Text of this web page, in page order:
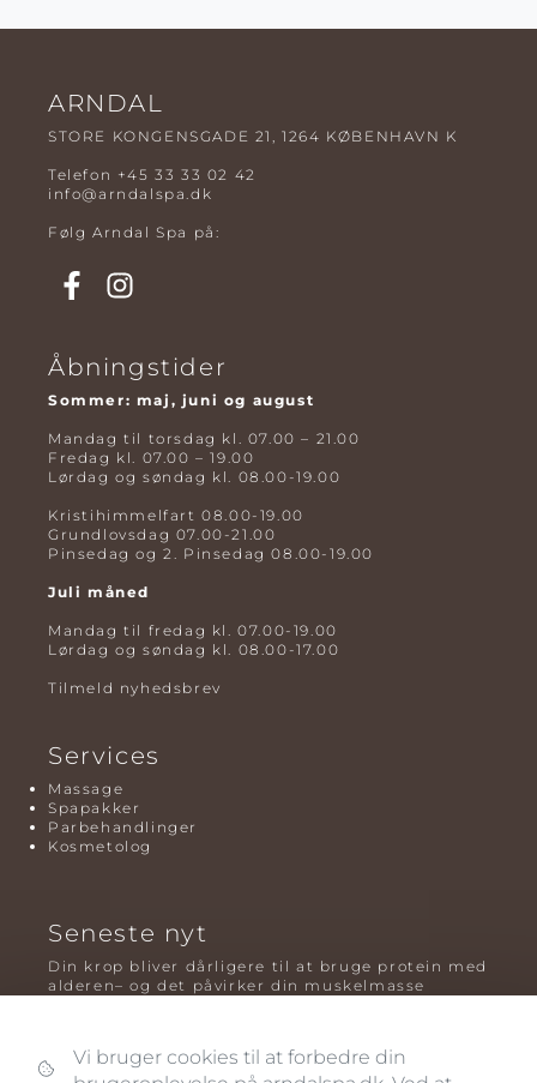
ARNDAL
STORE KONGENSGADE 21, 1264 KØBENHAVN K
Telefon +45 33 33 02 42
info@arndalspa.dk
Følg Arndal Spa på:
Åbningstider
Sommer: maj, juni og august
Mandag til torsdag kl. 07.00 – 21.00
Fredag kl. 07.00 – 19.00
Lørdag og søndag kl. 08.00-19.00
Kristihimmelfart 08.00-19.00
Grundlovsdag 07.00-21.00
Pinsedag og 2. Pinsedag 08.00-19.00
Juli måned
Mandag til fredag kl. 07.00-19.00
Lørdag og søndag kl. 08.00-17.00
Tilmeld nyhedsbrev
Services
Massage
Spapakker
Parbehandlinger
Kosmetolog
Seneste nyt
Din krop bliver dårligere til at bruge protein med
alderen– og det påvirker din muskelmasse
Vi bruger cookies til at forbedre din